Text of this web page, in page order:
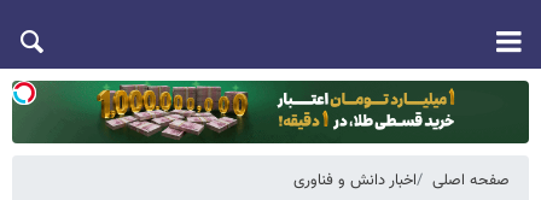
صفحه اصلی اخبار دانش و فناوری